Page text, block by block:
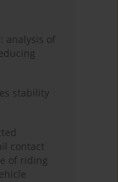
analysis of
stability
contact
of riding